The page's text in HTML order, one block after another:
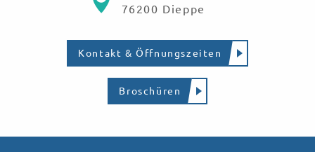
76200 Dieppe
Kontakt & Öffnungszeiten
Broschüren